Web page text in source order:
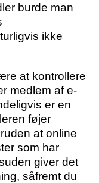
burde man
ikke
at kontrollere
medlem af e-
er en
føjer
at online
som har
giver det
såfremt du